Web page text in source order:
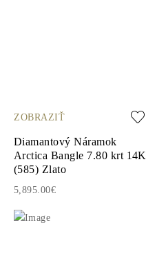
ZOBRAZIŤ
Diamantový Náramok
Arctica Bangle 7.80 krt 14K
(585) Zlato
5,895.00€